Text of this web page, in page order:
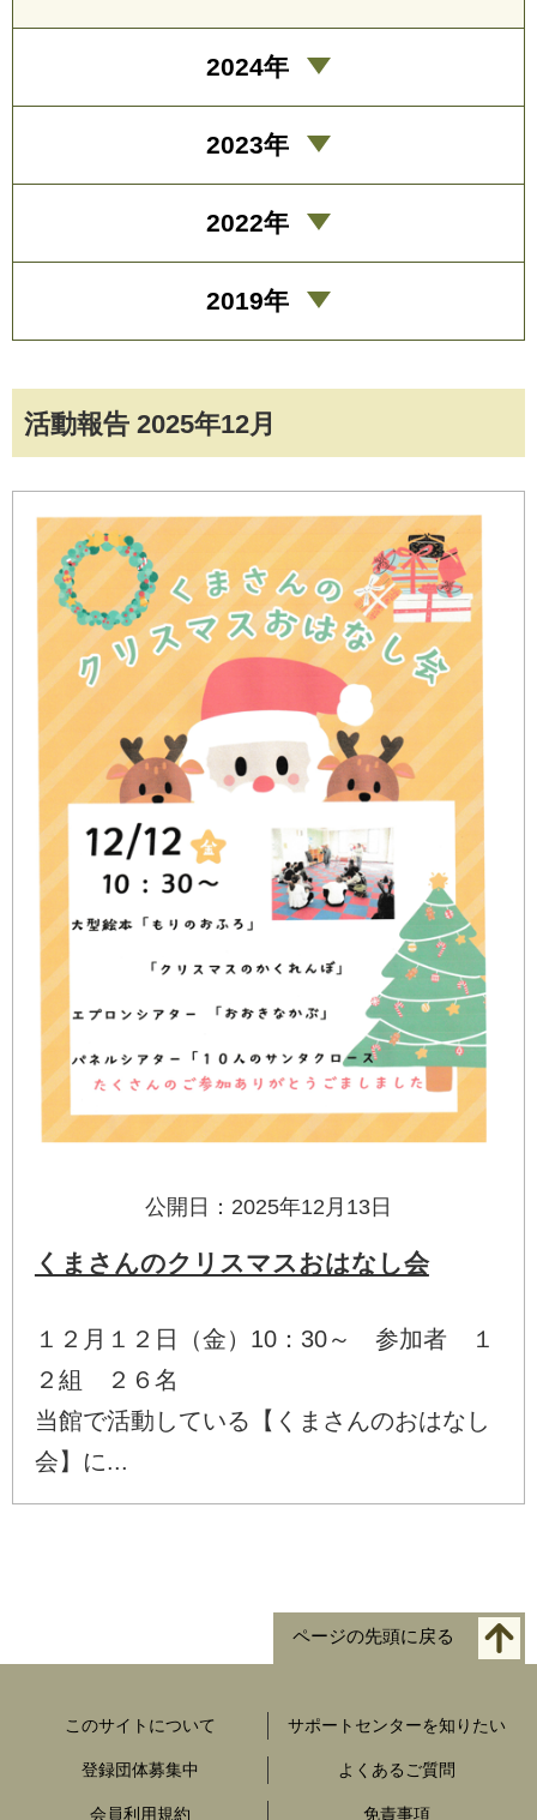
活動報告 2025年12月
公開日：2025年12月13日
くまさんのクリスマスおはなし会
１２月１２日（金）10：30～ 参加者 １
２組 ２６名
当館で活動している【くまさんのおはなし
会】に...
2024年
2023年
2022年
2019年
ページの先頭に戻る
このサイトについて サポートセンターを知りたい
登録団体募集中 よくあるご質問
会員利用規約 免責事項